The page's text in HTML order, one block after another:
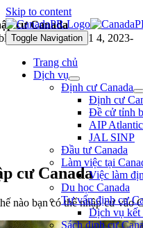
Skip to content
Toggle Navigation
Trang chủ
Dịch vụ
Định cư Canada
Định cư
Đề cử tỉnh
AIP
JAL SINP
Đầu tư Canada
Làm việc tại
Việc làm
Du học Canada
Tư vấn định cư
Dịch vụ kết
Sách định cư
cư Canada
On: Tháng 11 4, 2023-
cư Canada
nào bạn có thể nhập cư vào